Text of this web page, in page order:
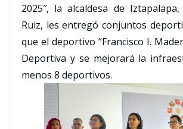
2025″, la alcaldesa de Iztapalapa,
Ruiz, les entregó conjuntos
que el deportivo “Francisco I.
Deportiva y se mejorará la
menos 8 deportivos.